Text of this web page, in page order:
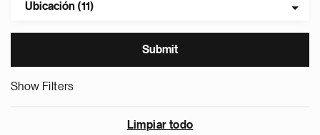
Ubicación (11)
Show Filters
Limpiar todo